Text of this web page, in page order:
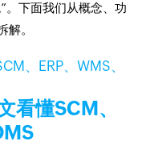
。下面我们从概念、功
解。
看懂SCM、